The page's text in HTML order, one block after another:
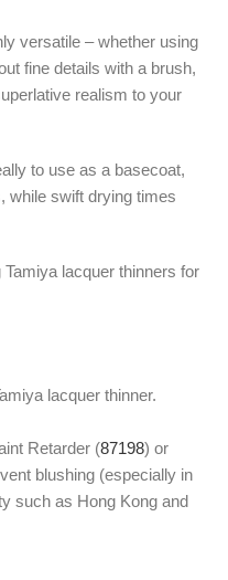
versatile – whether using
fine details with a brush,
realism to your
to use as a basecoat,
while swift drying times
lacquer thinners for
lacquer thinner.
Retarder (87198) or
blushing (especially in
such as Hong Kong and